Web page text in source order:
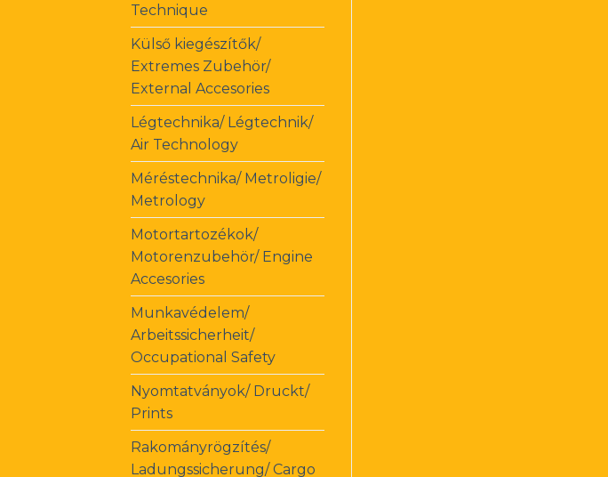
Technique
Külső kiegészítők/
Extremes Zubehör/
External Accesories
Légtechnika/ Légtechnik/
Air Technology
Méréstechnika/ Metroligie/
Metrology
Motortartozékok/
Motorenzubehör/ Engine
Accesories
Munkavédelem/
Arbeitssicherheit/
Occupational Safety
Nyomtatványok/ Druckt/
Prints
Rakományrögzítés/
Ladungssicherung/ Cargo